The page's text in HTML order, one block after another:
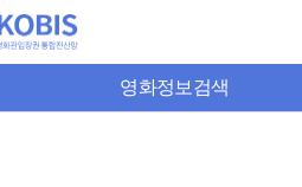
영화정보검색